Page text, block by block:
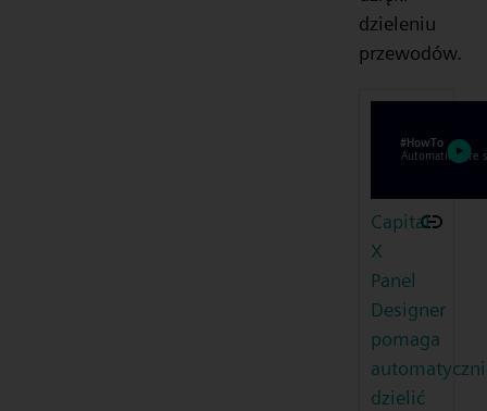
dzieleniu
przewodów.
Capital
X
Panel
Designer
pomaga
dzielić